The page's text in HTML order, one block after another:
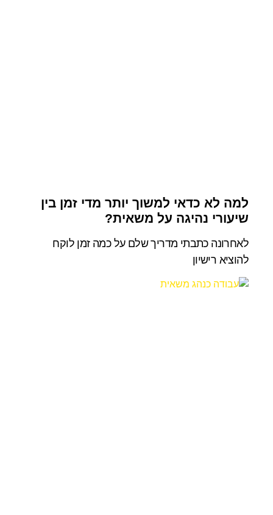
למה לא כדאי למשוך יותר מדי זמן בין
שיעורי נהיגה על משאית?
לאחרונה כתבתי מדריך שלם על כמה זמן לוקח
להוציא רישיון